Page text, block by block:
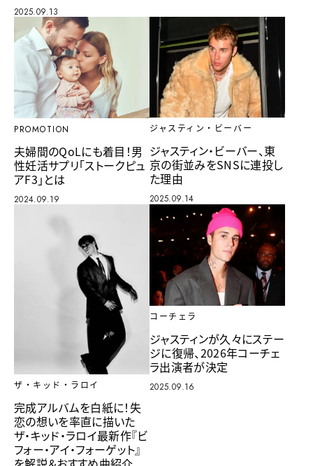
2025.09.13
PROMOTION
夫婦間のQoLにも着目！男
性妊活サプリ「ストークピュ
アF3」とは
2024.09.19
ジャスティン・ビーバー
ジャスティン・ビーバー、東
京の街並みをSNSに連投し
た理由
2025.09.14
ザ・キッド・ラロイ
完成アルバムを白紙に！失
恋の想いを率直に描いた
ザ・キッド・ラロイ最新作『ビ
フォー・アイ・フォーゲット』
コーチェラ
ジャスティンが久々にステー
ジに復帰、2026年コーチェ
ラ出演者が決定
2025.09.16